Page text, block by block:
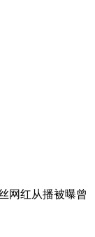
网红从播被曝曾